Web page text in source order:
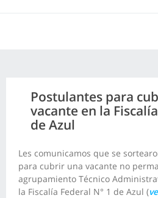
Postulantes para
vacante en la
de Azul
Les comunicamos que se
para cubrir una vacante no
agrupamiento Técnico
la Fiscalía Federal N° 1 de Azul (